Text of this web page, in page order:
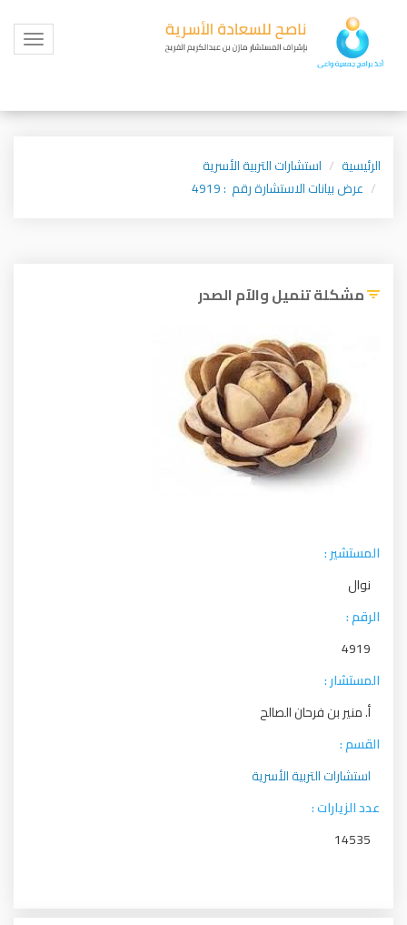
Toggle
الرئيسية
استشارات التربية الأسرية
عرض بيانات الاستشارة رقم : 4919
مشكلة تنميل والآم الصدر
المستشير :
نوال
الرقم :
4919
المستشار :
أ. منير بن فرحان الصالح
القسم :
استشارات التربية الأسرية
عدد الزيارات :
14535